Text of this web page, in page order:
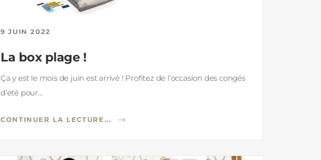
9 JUIN 2022
La box plage !
Ça y est le mois de juin est arrivé ! Profitez de l’occasion des congés
d’été pour...
CONTINUER LA LECTURE...